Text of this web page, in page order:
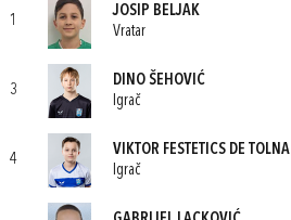
1
JOSIP BELJAK
Vratar
3
DINO ŠEHOVIĆ
Igrač
4
VIKTOR FESTETICS DE TOLNA
Igrač